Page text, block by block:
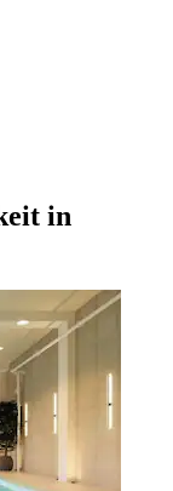
in